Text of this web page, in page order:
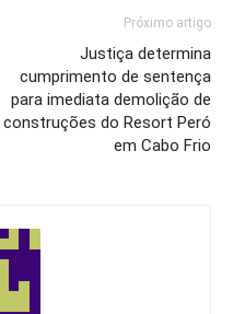
Próximo artigo
Justiça determina
cumprimento de sentença
para imediata demolição de
construções do Resort Peró
em Cabo Frio